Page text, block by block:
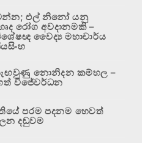
වන්න; එල් නිනෝ යනු
රෝග අවදානමකි –
වෛද්‍ය මහාචාර්ය
නොනිදන කම්හල –
විජේවර්ධන
පරම පදනම හෙවත්
දඬුවම